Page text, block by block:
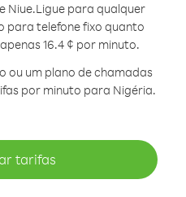
Niue.Ligue para qualquer
para telefone fixo quanto
16.4 ¢ por minuto.
ou um plano de chamadas
por minuto para Nigéria.
tarifas